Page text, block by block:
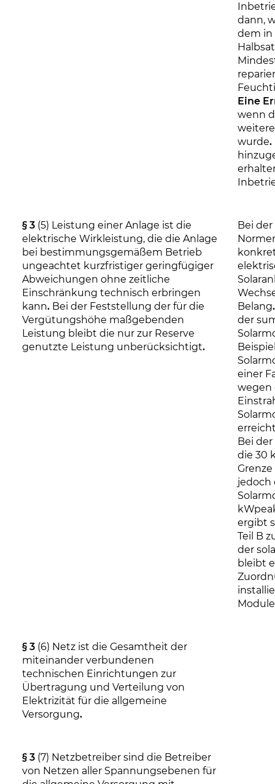
dann,
dem in
Eine
wenn
wurde.
§ 3 (5) Leistung einer Anlage ist die
elektrische Wirkleistung, die die Anlage
bei bestimmungsgemäßem Betrieb
ungeachtet kurzfristiger geringfügiger
Abweichungen ohne zeitliche
Einschränkung technisch erbringen
kann. Bei der Feststellung der für die
Vergütungshöhe maßgebenden
Leistung bleibt die nur zur Reserve
genutzte Leistung unberücksichtigt.
Bei
Belang.
der
einer
wegen
Bei
die 30
jedoch
ergibt
Teil B
der
bleibt
Module
§ 3 (6) Netz ist die Gesamtheit der
miteinander verbundenen
technischen Einrichtungen zur
Übertragung und Verteilung von
Elektrizität für die allgemeine
Versorgung.
§ 3 (7) Netzbetreiber sind die Betreiber
von Netzen aller Spannungsebenen für